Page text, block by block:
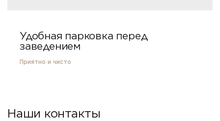
Удобная парковка перед
заведением
Приятно и чисто
Наши контакты